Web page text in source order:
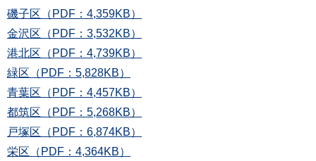
磯子区（PDF：4,359KB）
金沢区（PDF：3,532KB）
港北区（PDF：4,739KB）
緑区（PDF：5,828KB）
青葉区（PDF：4,457KB）
都筑区（PDF：5,268KB）
戸塚区（PDF：6,874KB）
栄区（PDF：4,364KB）